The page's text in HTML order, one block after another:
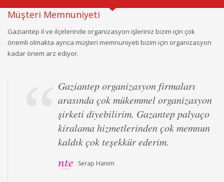
Müşteri Memnuniyeti
Gaziantep il ve ilçelerinde organizasyon işleriniz bizim için çok
önemli olmakta ayrıca müşteri memnuniyeti bizim için organizasyon
kadar önem arz ediyor.
Gaziantep organizasyon firmaları
arasında çok mükemmel organizasyon
şirketi diyebilirim. Gazantep palyaço
kiralama hizmetlerinden çok memnun
kaldık çok teşekkür ederim.
Serap Hanım